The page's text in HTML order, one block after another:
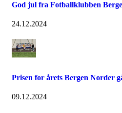
God jul fra Fotballklubben
24.12.2024
Prisen for årets Bergen Norder
09.12.2024